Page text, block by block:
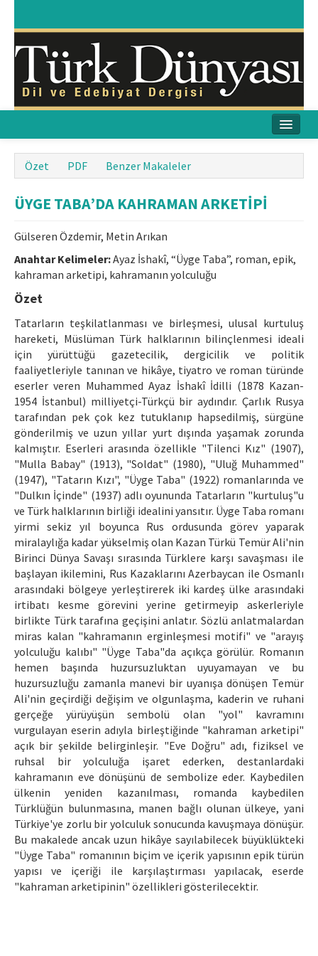
Amaç & Kapsam
Yayın Kurulu
Yayın İlkeleri
Etik İlkeler
İletişim
Makale Gönder
ISSN: 1301-0077 · e-ISSN: 2651-5091
Özet PDF Benzer Makaleler
ÜYGE TABA’DA KAHRAMAN ARKETİPİ
Gülseren Özdemir, Metin Arıkan
Anahtar Kelimeler:Ayaz İshakî, “Üyge Taba”, roman, epik,
kahraman arketipi, kahramanın yolculuğu
Özet
Tatarların teşkilatlanması ve birleşmesi, ulusal kurtuluş
hareketi, Müslüman Türk halklarının bilinçlenmesi ideali
için yürüttüğü gazetecilik, dergicilik ve politik
faaliyetleriyle tanınan ve hikâye, tiyatro ve roman türünde
eserler veren Muhammed Ayaz İshakî İdilli (1878 Kazan-
1954 İstanbul) milliyetçi-Türkçü bir aydındır. Çarlık Rusya
tarafından pek çok kez tutuklanıp hapsedilmiş, sürgüne
gönderilmiş ve uzun yıllar yurt dışında yaşamak zorunda
kalmıştır. Eserleri arasında özellikle "Tilenci Kız" (1907),
"Mulla Babay" (1913), "Soldat" (1980), "Uluğ Muhammed"
(1947), "Tatarın Kızı", "Üyge Taba" (1922) romanlarında ve
"Dulkın İçinde" (1937) adlı oyununda Tatarların "kurtuluş"u
ve Türk halklarının birliği idealini yansıtır. Üyge Taba romanı
yirmi sekiz yıl boyunca Rus ordusunda görev yaparak
miralaylığa kadar yükselmiş olan Kazan Türkü Temür Ali'nin
Birinci Dünya Savaşı sırasında Türklere karşı savaşması ile
başlayan ikilemini, Rus Kazaklarını Azerbaycan ile Osmanlı
arasındaki bölgeye yerleştirerek iki kardeş ülke arasındaki
irtibatı kesme görevini yerine getirmeyip askerleriyle
birlikte Türk tarafına geçişini anlatır. Sözlü anlatmalardan
miras kalan "kahramanın erginleşmesi motifi" ve "arayış
yolculuğu kalıbı" "Üyge Taba"da açıkça görülür. Romanın
hemen başında huzursuzluktan uyuyamayan ve bu
huzursuzluğu zamanla manevi bir uyanışa dönüşen Temür
Ali'nin geçirdiği değişim ve olgunlaşma, kaderin ve ruhani
gerçeğe yürüyüşün sembolü olan "yol" kavramını
vurgulayan eserin adıyla birleştiğinde "kahraman arketipi"
açık bir şekilde belirginleşir. "Eve Doğru" adı, fiziksel ve
ruhsal bir yolculuğa işaret ederken, destanlardaki
kahramanın eve dönüşünü de sembolize eder. Kaybedilen
ülkenin yeniden kazanılması, romanda kaybedilen
Türklüğün bulunmasına, manen bağlı olunan ülkeye, yani
Türkiye'ye zorlu bir yolculuk sonucunda kavuşmaya dönüşür.
Bu makalede ancak uzun hikâye sayılabilecek büyüklükteki
"Üyge Taba" romanının biçim ve içerik yapısının epik türün
yapısı ve içeriği ile karşılaştırması yapılacak, eserde
"kahraman arketipinin" özellikleri gösterilecektir.